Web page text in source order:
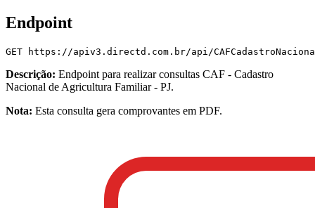
Endpoint
GET https://apiv3.directd.com.br/api/
Descrição: Endpoint para realizar consultas CAF - Cadastro
Nacional de Agricultura Familiar - PJ.
Nota: Esta consulta gera comprovantes em PDF.